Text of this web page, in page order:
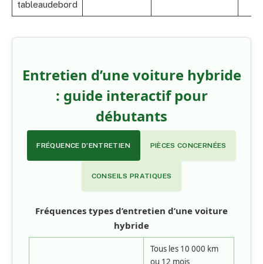
tableaudebord
Entretien d’une voiture hybride
: guide interactif pour
débutants
FRÉQUENCE D’ENTRETIEN PIÈCES CONCERNÉES
CONSEILS PRATIQUES
Fréquences types d’entretien d’une voiture
hybride
Tous les 10 000 km
ou 12 mois